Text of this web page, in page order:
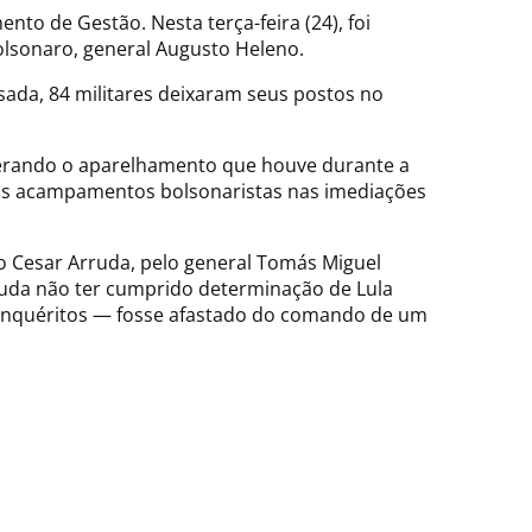
de Gestão. Nesta terça-feira (24), foi
general Augusto Heleno.
84 militares deixaram seus postos no
o aparelhamento que houve durante a
acampamentos bolsonaristas nas imediações
Arruda, pelo general Tomás Miguel
não ter cumprido determinação de Lula
— fosse afastado do comando de um